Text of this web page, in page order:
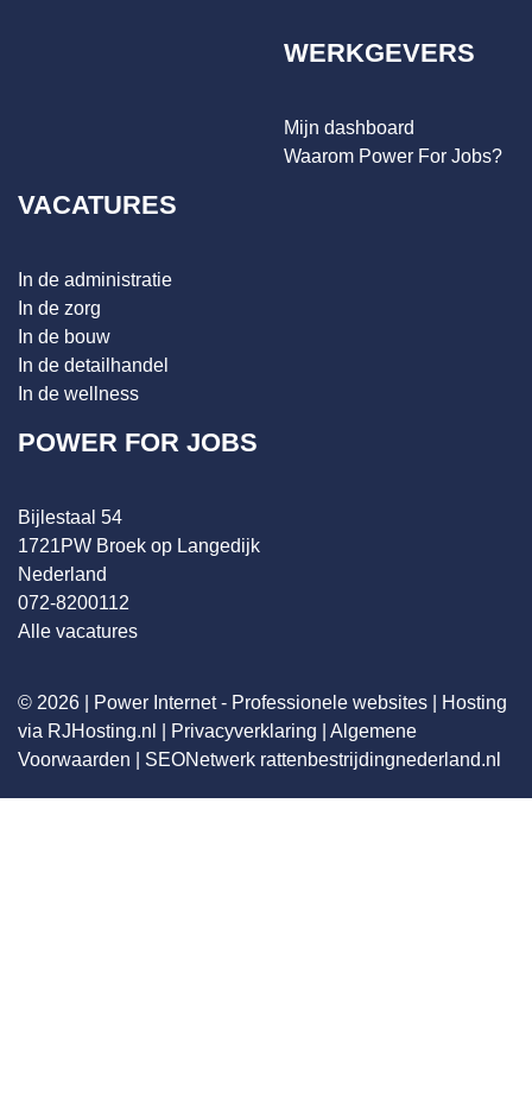
WERKGEVERS
Mijn dashboard
Waarom Power For Jobs?
VACATURES
In de administratie
In de zorg
In de bouw
In de detailhandel
In de wellness
POWER FOR JOBS
Bijlestaal 54
1721PW Broek op Langedijk
Nederland
072-8200112
Alle vacatures
© 2026 | Power Internet - Professionele websites
Hosting
via RJHosting.nl
Privacyverklaring
Algemene
Voorwaarden
SEONetwerk rattenbestrijdingnederland.nl